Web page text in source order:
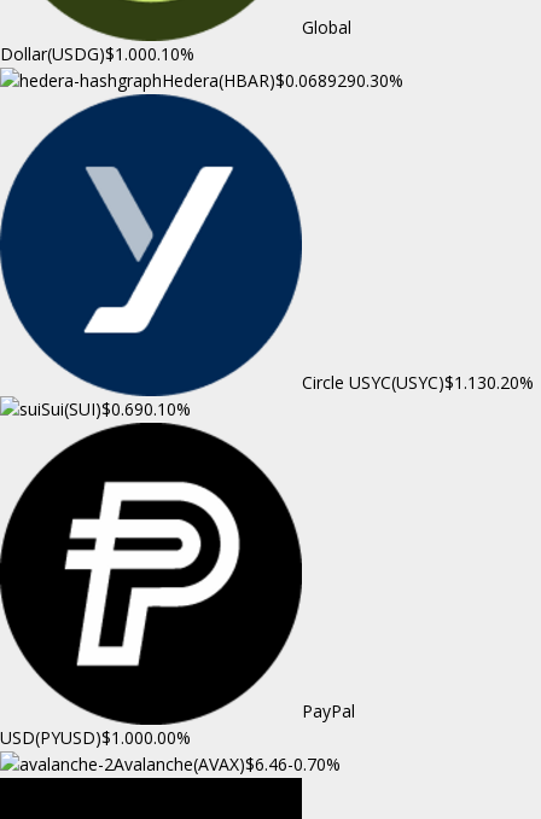
Global
Dollar(USDG)$1.000.10%
Hedera(HBAR)$0.0689290.30%
Circle USYC(USYC)$1.130.20%
Sui(SUI)$0.690.10%
PayPal
USD(PYUSD)$1.000.00%
Avalanche(AVAX)$6.46-0.70%